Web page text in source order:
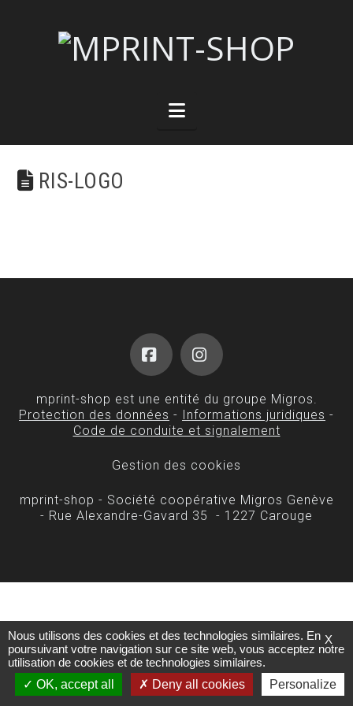
Navigation
RIS-LOGO
FacebookInstagram
mprint-shop est une entité du groupe Migros.
Protection des données - Informations juridiques -
Code de conduite et signalement
Gestion des cookies
mprint-shop - Société coopérative Migros Genève
- Rue Alexandre-Gavard 35 - 1227 Carouge
X
Nous utilisons des cookies et des technologies similaires. En
poursuivant votre navigation sur ce site web, vous acceptez notre
utilisation de cookies et de technologies similaires.
OK, accept all
Deny all cookies Personalize